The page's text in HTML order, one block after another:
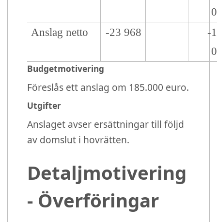
Anslag netto
-23 968
-
Budgetmotivering
Föreslås ett anslag om 185.000 euro.
Utgifter
Anslaget avser ersättningar till följd
av domslut i hovrätten.
Detaljmotivering
- Överföringar